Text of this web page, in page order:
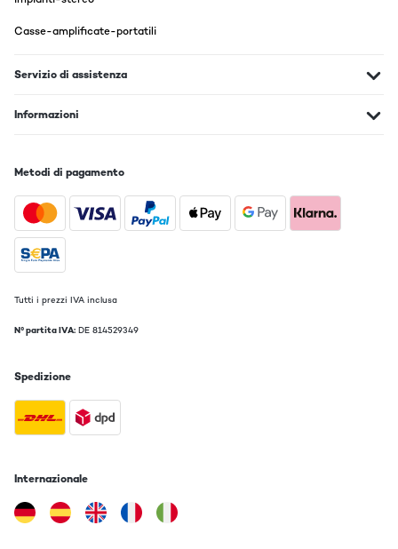
18/09/2018
que ahora puedo reproducir desde mas medios, como son por
ejemplo música en MP3 y el audio del DVD.El poder ajustar el sonido
(los graves, bajos y el balance) ayuda a poder precisar con el sonido
optimo en cada lugar para tener una acústica optima. El domingo lo
probé en una fiesta que realcé, y fue un éxito gracias a la potencia
ya que era una cochera grande.Un montaje muy sencillo que no tiene
ningúna complicación. Trae un práctico mando a distancia (y las
contenta con la compra ya que me hace rejuvenecer el equipo de
avec réglage séparé des basses et des aigus, parfait en
Christophe
Casse-amplificate-portatili
Servizio di assistenza
Informazioni
Metodi di pagamento
Tutti i prezzi IVA inclusa
N° partita IVA: DE 814529349
Spedizione
Internazionale